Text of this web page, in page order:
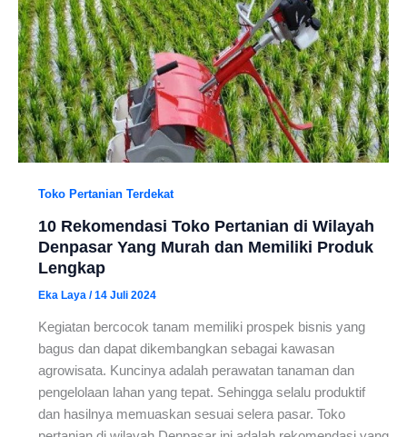
Toko Pertanian Terdekat
10 Rekomendasi Toko Pertanian di Wilayah
Denpasar Yang Murah dan Memiliki Produk
Lengkap
Eka Laya /14 Juli 2024
Kegiatan bercocok tanam memiliki prospek bisnis yang
bagus dan dapat dikembangkan sebagai kawasan
agrowisata. Kuncinya adalah perawatan tanaman dan
pengelolaan lahan yang tepat. Sehingga selalu produktif
dan hasilnya memuaskan sesuai selera pasar. Toko